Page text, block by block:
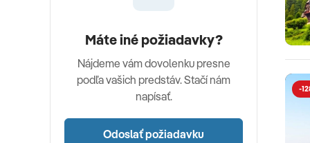
-
Máte iné požiadavky?
Nájdeme vám dovolenku presne
podľa vašich predstáv. Stačí nám
napísať.
Odoslať požiadavku